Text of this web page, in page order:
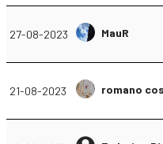
27-08-2023 MauR
21-08-2023 romano